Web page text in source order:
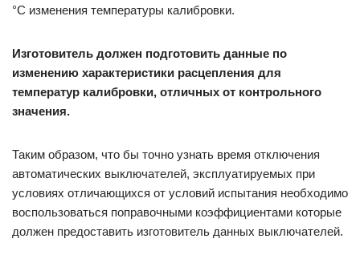
°С изменения температуры калибровки.
Изготовитель должен подготовить данные по
изменению характеристики расцепления для
температур калибровки, отличных от контрольного
значения.
Таким образом, что бы точно узнать время отключения
автоматических выключателей, эксплуатируемых при
условиях отличающихся от условий испытания необходимо
воспользоваться поправочными коэффициентами которые
должен предоставить изготовитель данных выключателей.